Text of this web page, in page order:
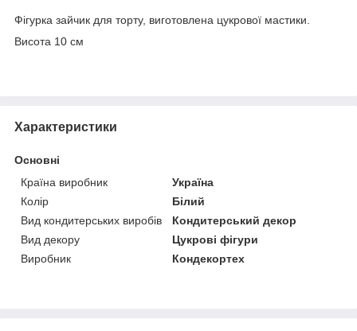
Фігурка зайчик для торту, виготовлена цукрової мастики.
Висота 10 см
Характеристики
Основні
Країна виробник
Україна
Колір
Білий
Вид кондитерських виробів
Кондитерський декор
Вид декору
Цукрові фігури
Виробник
Кондекортех